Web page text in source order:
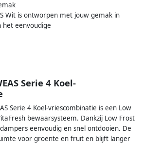
Wit is ontworpen met jouw gemak in
het eenvoudige
Serie 4 Koel-
Serie 4 Koel-vriescombinatie is een Low
bewaarsysteem. Dankzij Low Frost
eenvoudig en snel ontdooien. De
voor groente en fruit en blijft langer